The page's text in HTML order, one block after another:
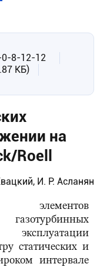
0-8-12-12
КБ)
на
Roell
И. Р. Асланян
элементов
статических и
интервале